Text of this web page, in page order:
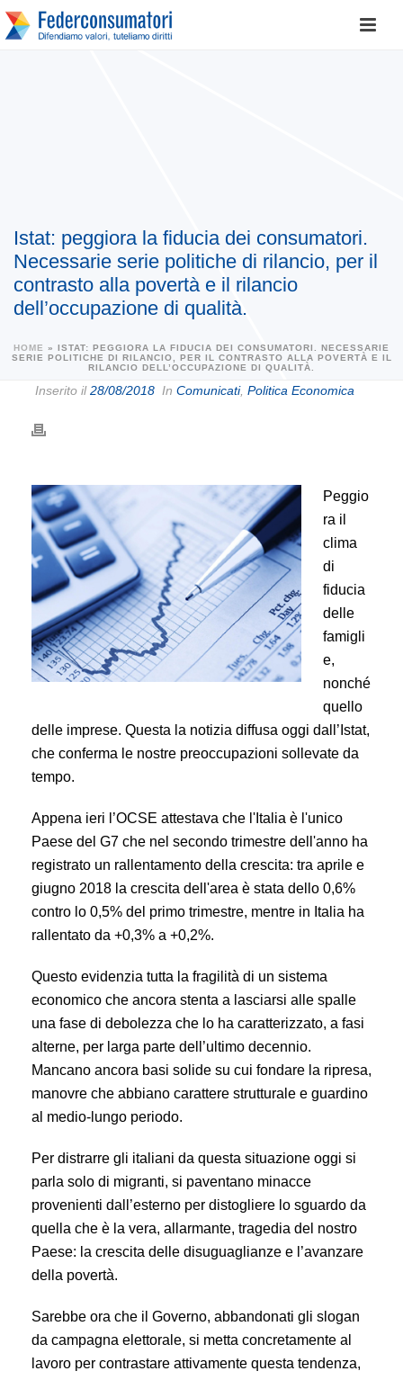
Istat: peggiora la fiducia dei consumatori.
Necessarie serie politiche di rilancio, per il
contrasto alla povertà e il rilancio
dell’occupazione di qualità.
HOME » ISTAT: PEGGIORA LA FIDUCIA DEI CONSUMATORI. NECESSARIE
SERIE POLITICHE DI RILANCIO, PER IL CONTRASTO ALLA POVERTÀ E IL
RILANCIO DELL’OCCUPAZIONE DI QUALITÀ.
Inserito il28/08/2018 In Comunicati, Politica Economica
Peggio
ra il
clima
di
fiducia
delle
famigli
e,
nonché
quello
delle imprese. Questa la notizia diffusa oggi dall’Istat,
che conferma le nostre preoccupazioni sollevate da
tempo.
Appena ieri l’OCSE attestava che l'Italia è l'unico
Paese del G7 che nel secondo trimestre dell'anno ha
registrato un rallentamento della crescita: tra aprile e
giugno 2018 la crescita dell'area è stata dello 0,6%
contro lo 0,5% del primo trimestre, mentre in Italia ha
rallentato da +0,3% a +0,2%.
Questo evidenzia tutta la fragilità di un sistema
economico che ancora stenta a lasciarsi alle spalle
una fase di debolezza che lo ha caratterizzato, a fasi
alterne, per larga parte dell’ultimo decennio.
Mancano ancora basi solide su cui fondare la ripresa,
manovre che abbiano carattere strutturale e guardino
al medio-lungo periodo.
Per distrarre gli italiani da questa situazione oggi si
parla solo di migranti, si paventano minacce
provenienti dall’esterno per distogliere lo sguardo da
quella che è la vera, allarmante, tragedia del nostro
Paese: la crescita delle disuguaglianze e l’avanzare
della povertà.
Sarebbe ora che il Governo, abbandonati gli slogan
da campagna elettorale, si metta concretamente al
lavoro per contrastare attivamente questa tendenza,